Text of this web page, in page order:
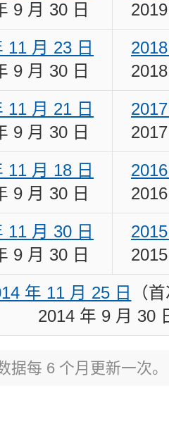
9 月 30 日
11 月 23 日
9 月 30 日
11 月 21 日
9 月 30 日
11 月 18 日
9 月 30 日
11 月 30 日
9 月 30 日
年 11 月 25 日
（
2014 年 9 月 30
据每 6 个月更新一次。